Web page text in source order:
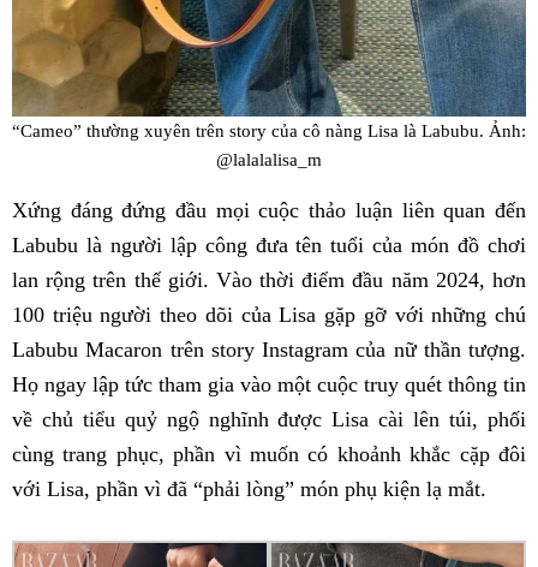
“Cameo” thường xuyên trên story của cô nàng Lisa là Labubu. Ảnh:
@lalalalisa_m
Xứng đáng đứng đầu mọi cuộc thảo luận liên quan đến
Labubu là người lập công đưa tên tuổi của món đồ chơi
lan rộng trên thế giới. Vào thời điểm đầu năm 2024, hơn
100 triệu người theo dõi của Lisa gặp gỡ với những chú
Labubu Macaron trên story Instagram của nữ thần tượng.
Họ ngay lập tức tham gia vào một cuộc truy quét thông tin
về chủ tiểu quỷ ngộ nghĩnh được Lisa cài lên túi, phối
cùng trang phục, phần vì muốn có khoảnh khắc cặp đôi
với Lisa, phần vì đã “phải lòng” món phụ kiện lạ mắt.